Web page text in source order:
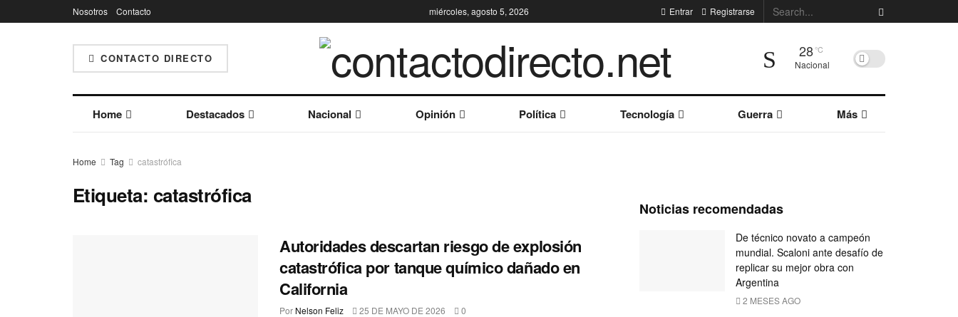
Nosotros Contacto miércoles, agosto 5, 2026 Entrar Registrarse
CONTACTO DIRECTO 28°C
Nacional
Home Destacados Nacional Opinión Política Tecnología Guerra Más
Home Tag catastrófica
Etiqueta: catastrófica
Autoridades descartan riesgo de explosión
catastrófica por tanque químico dañado en
California
Por Nelson Feliz 25 DE MAYO DE 2026 0
Noticias recomendadas
De técnico novato a campeón
mundial. Scaloni ante desafío de
replicar su mejor obra con
Argentina
2 MESES AGO